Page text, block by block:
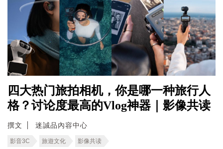
四大热门旅拍相机，你是哪一种旅行人
格？讨论度最高的Vlog神器｜影像共读
撰文 迷誠品內容中心
影音3C 旅遊文化 影像共读